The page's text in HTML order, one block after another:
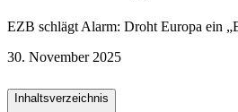
EZB schlägt Alarm: Droht Europa ein
30. November 2025
Inhaltsverzeichnis